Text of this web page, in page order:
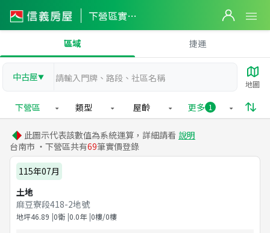
下營區實價登錄
區域 捷運
中古屋▼
地圖
下營區 類型 屋齡 更多 1
此圖示代表該數值為系統運算，詳細請看 說明
台南市 ・下營區共有69筆實價登錄
115年07月
土地
麻豆寮段418-2地號
地坪46.89 0衛 0.0年 0樓/0樓